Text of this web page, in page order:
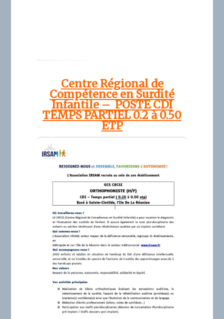
Centre Régional de
Compétence en Surdité
Infantile – POSTE CDI
TEMPS PARTIEL 0.2 à 0.50
ETP